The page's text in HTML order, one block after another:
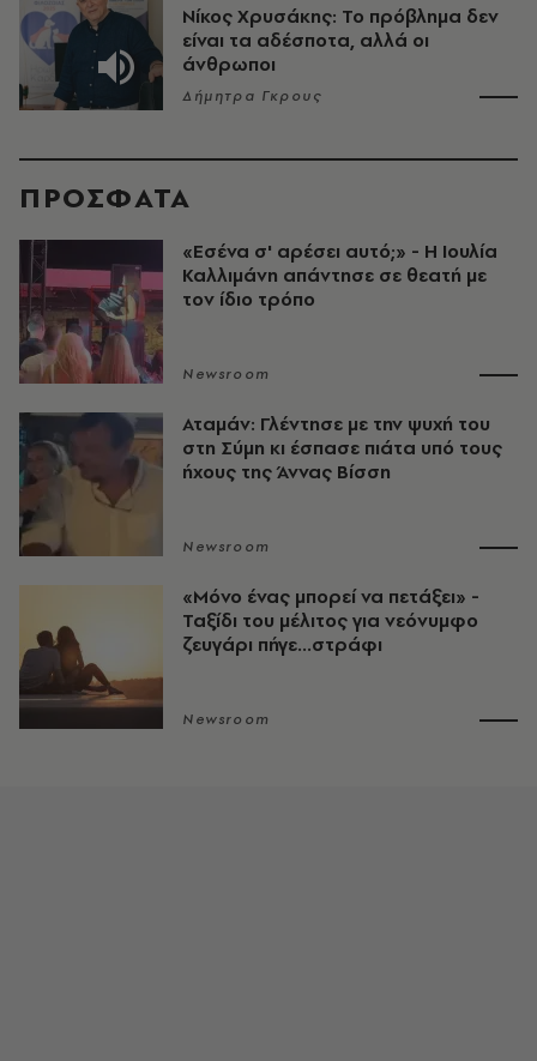
Νίκος Χρυσάκης: Το πρόβλημα δεν
είναι τα αδέσποτα, αλλά οι
άνθρωποι
Δήμητρα Γκρους
ΠΡΟΣΦΑΤΑ
«Εσένα σ' αρέσει αυτό;» - Η Ιουλία
Καλλιμάνη απάντησε σε θεατή με
τον ίδιο τρόπο
Newsroom
Αταμάν: Γλέντησε με την ψυχή του
στη Σύμη κι έσπασε πιάτα υπό τους
ήχους της Άννας Βίσση
Newsroom
«Μόνο ένας μπορεί να πετάξει» -
Ταξίδι του μέλιτος για νεόνυμφο
ζευγάρι πήγε...στράφι
Newsroom